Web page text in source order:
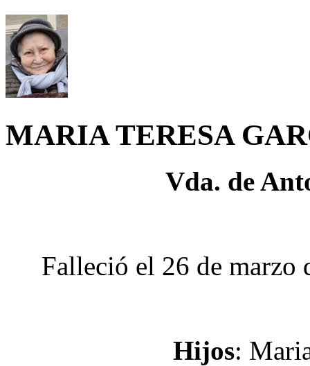
MARIA TERESA
Vda. de
Falleció el 26 de marzo
Hijos: